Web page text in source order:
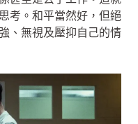
考。和平當然好，但絕
、無視及壓抑自己的情